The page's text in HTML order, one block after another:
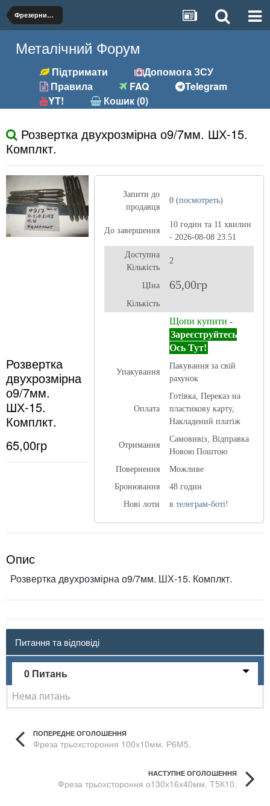
Фрезерний (фрези, розгортки та ін.)
Металічний Форум
Підтримати
Допомога ЗСУ
Правила
FAQ
Telegram
YT!
Кошик (0)
Розвертка двухрозмірна о9/7мм. ШХ-15.
Комплкт.
Розвертка
двухрозмірна
о9/7мм.
ШХ-15.
Комплкт.
65,00гр
Запити до
продавця
0 (посмотреть)
До завершення
10 годин та 11 хвилин
- 2026-08-08 23:51
Доступна
Кількість
2
ЦІна 65,00гр
Кількість
Щопи купити -
Зареєструйтесь
Ось Тут!
Упакування
Пакування за свій
рахунок
Оплата
Готівка, Переказ на
пластикову карту,
Накладений платіж
Отримання
Самовивіз, Відправка
Новою Поштою
Повернення
Можливе
Бронювання
48 годин
Нові лоти
в телеграм-боті!
Опис
Розвертка двухрозмірна о9/7мм. ШХ-15. Комплкт.
Питання та відповіді
0 Питань
Нема питань
ПОПЕРЕДНЕ ОГОЛОШЕННЯ
Фреза трьохстороння 100х10мм. Р6М5.
НАСТУПНЕ ОГОЛОШЕННЯ
Фреза трьохстороння о130х16х40мм. Т5К10.